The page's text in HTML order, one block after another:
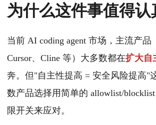
为什么这件事值得认
当前 AI coding agent 市场，主流产品
Cursor、Cline 等）大多数都在扩大自
奔。但"自主性提高 = 安全风险提高"
数产品选择用简单的 allowlist/
限开关来应对。